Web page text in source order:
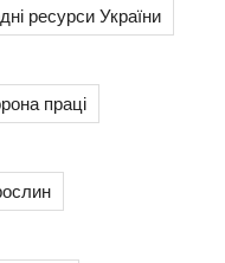
ресурси України
праці